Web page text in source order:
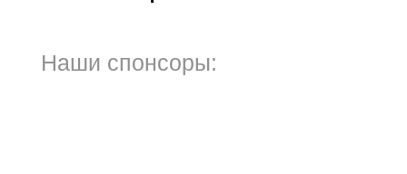
Наши спонсоры: